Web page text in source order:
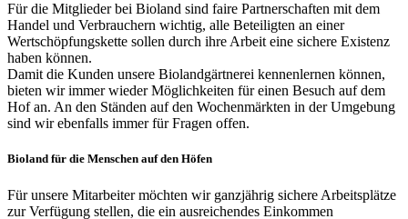
Für die Mitglieder bei Bioland sind faire Partnerschaften mit dem
Handel und Verbrauchern wichtig, alle Beteiligten an einer
Wertschöpfungskette sollen durch ihre Arbeit eine sichere Existenz
haben können.
Damit die Kunden unsere Biolandgärtnerei kennenlernen können,
bieten wir immer wieder Möglichkeiten für einen Besuch auf dem
Hof an. An den Ständen auf den Wochenmärkten in der Umgebung
sind wir ebenfalls immer für Fragen offen.
Bioland für die Menschen auf den Höfen
Für unsere Mitarbeiter möchten wir ganzjährig sichere Arbeitsplätze
zur Verfügung stellen, die ein ausreichendes Einkommen